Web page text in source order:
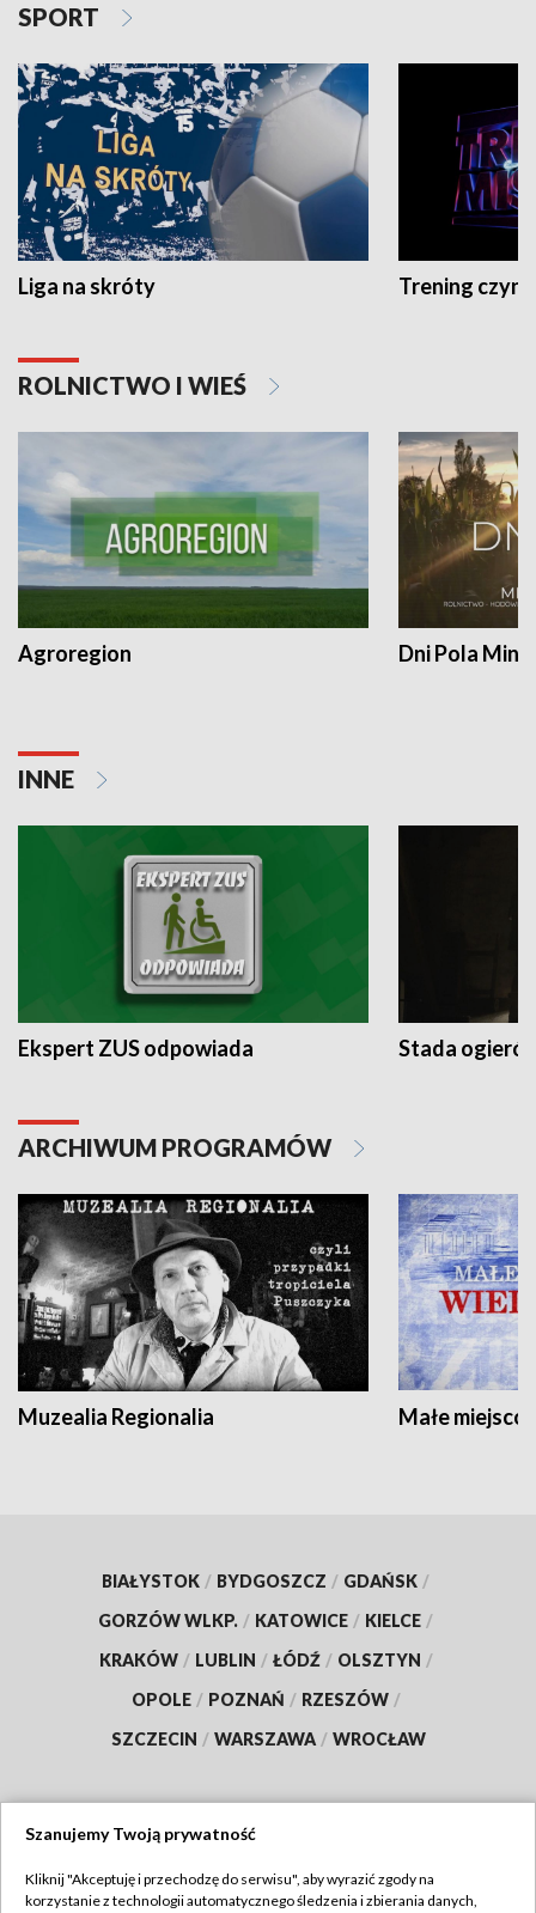
SPORT
Liga na skróty Trening czyni
ROLNICTWO I WIEŚ
Agroregion Dni Pola
INNE
Ekspert ZUS odpowiada Stada
ARCHIWUM PROGRAMÓW
Muzealia Regionalia Małe
BIAŁYSTOK / BYDGOSZCZ / GDAŃSK /
GORZÓW WLKP. / KATOWICE / KIELCE /
KRAKÓW / LUBLIN / ŁÓDŹ / OLSZTYN /
OPOLE / POZNAŃ / RZESZÓW /
SZCZECIN / WARSZAWA / WROCŁAW
TVP
Szanujemy Twoją prywatność
Kliknij "Akceptuję i przechodzę do serwisu", aby wyrazić zgody na
korzystanie z technologii automatycznego śledzenia i zbierania danych,